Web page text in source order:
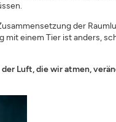
der
mit einem Tier ist anders,
Luft, die wir atmen,